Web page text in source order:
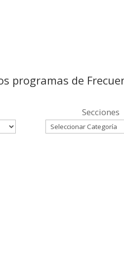
programas de
Secciones